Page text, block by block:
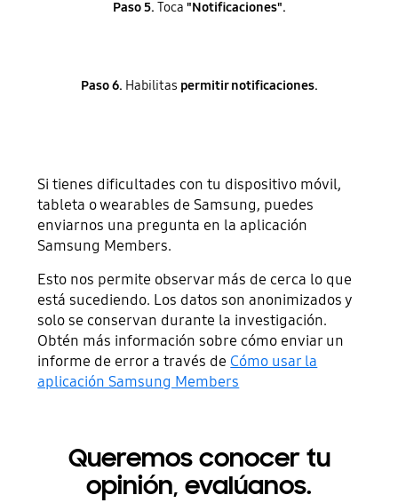
Paso 5. Toca "Notificaciones".
Paso 6. Habilitas permitir notificaciones.
Si tienes dificultades con tu dispositivo móvil,
tableta o wearables de Samsung, puedes
enviarnos una pregunta en la aplicación
Samsung Members.
Esto nos permite observar más de cerca lo que
está sucediendo. Los datos son anonimizados y
solo se conservan durante la investigación.
Obtén más información sobre cómo enviar un
informe de error a través de Cómo usar la
aplicación Samsung Members
Queremos conocer tu
opinión, evalúanos.